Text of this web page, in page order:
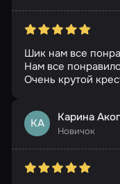
Шик нам все
Нам все
Очень крутой
КА Карина
Новичок